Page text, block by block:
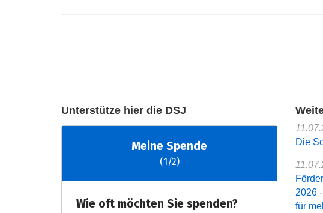
Unterstütze hier die DSJ
Die
2026
für